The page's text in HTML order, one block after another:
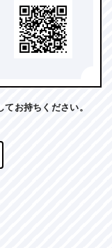
お持ちください。